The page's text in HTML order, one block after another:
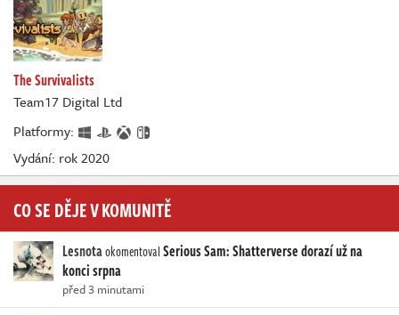
The Survivalists
Team17 Digital Ltd
Platformy:
Vydání: rok 2020
CO SE DĚJE V KOMUNITĚ
LesnotaokomentovalSerious Sam: Shatterverse dorazí už na
konci srpna
před 3 minutami